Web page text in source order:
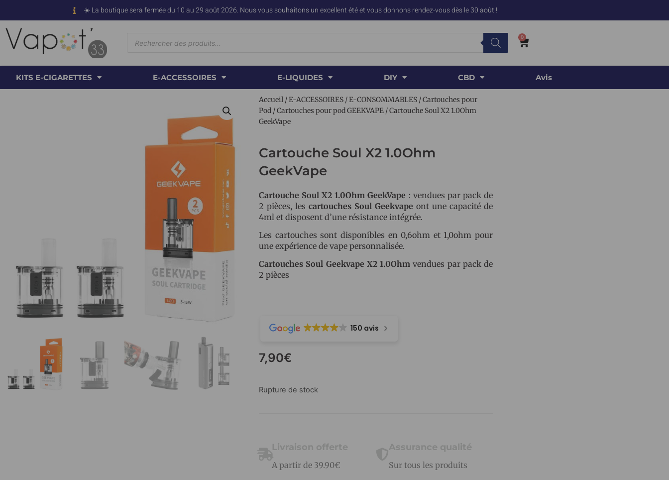
☀️ La boutique sera fermée du 10 au 29 août 2026. Nous vous souhaitons un excellent été et vous donnons rendez-vous dès le 30 août !
0
KITS E-CIGARETTES E-ACCESSOIRES E-LIQUIDES DIY CBD Avis
Accueil /E-ACCESSOIRES /E-CONSOMMABLES /Cartouches pour
Pod /Cartouches pour pod GEEKVAPE / Cartouche Soul X2 1.0Ohm
GeekVape
Cartouche Soul X2 1.0Ohm
GeekVape
Cartouche Soul X2 1.0Ohm GeekVape : vendues par pack de
2 pièces, les cartouches Soul Geekvape ont une capacité de
4ml et disposent d’une résistance intégrée.
Les cartouches sont disponibles en 0,6ohm et 1,0ohm pour
une expérience de vape personnalisée.
Cartouches Soul Geekvape X2 1.0Ohm vendues par pack de
2 pièces
150 avis
7,90€
Rupture de stock
Livraison offerte
A partir de 39.90€
Assurance qualité
Sur tous les produits